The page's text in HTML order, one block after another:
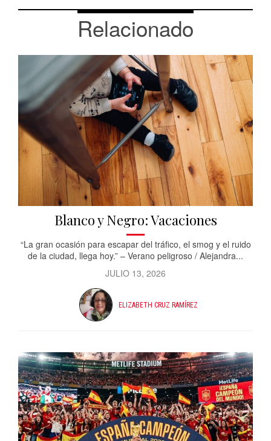
Relacionado
Blanco y Negro: Vacaciones
“La gran ocasión para escapar del tráfico, el smog y el ruido
de la ciudad, llega hoy.” – Verano peligroso / Alejandra...
JULIO 13, 2026
ELIZABETH CRUZ RAMÍREZ